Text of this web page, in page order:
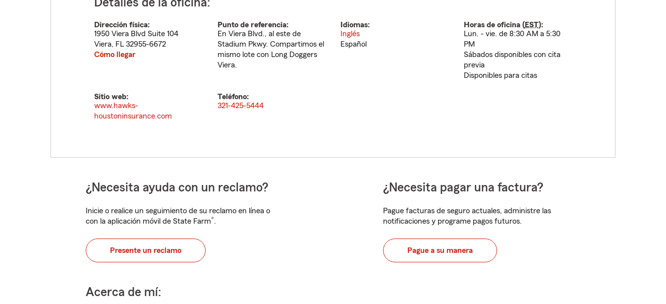
Detalles de la oficina:
Dirección física:
1950 Viera Blvd Suite 104
Viera, FL 32955-6672
Cómo llegar
Punto de referencia:
En Viera Blvd., al este de
Stadium Pkwy. Compartimos el
mismo lote con Long Doggers
Viera.
Idiomas:
Inglés
Español
Horas de oficina (EST):
Lun. - vie. de 8:30 AM a 5:30
PM
Sábados disponibles con cita
previa
Disponibles para citas
Sitio web:
www.hawks-
houstoninsurance.com
Teléfono:
321-425-5444
¿Necesita ayuda con un reclamo?
Inicie o realice un seguimiento de su reclamo en línea o
con la aplicación móvil de State Farm®.
Presente un reclamo
¿Necesita pagar una factura?
Pague facturas de seguro actuales, administre las
notificaciones y programe pagos futuros.
Pague a su manera
Acerca de mí: